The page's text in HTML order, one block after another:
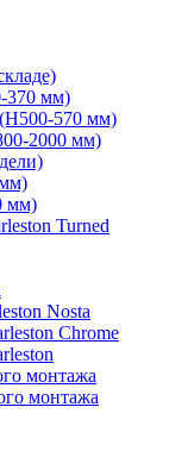
370 мм)
570 мм)
2000 мм)
мм)
Turned
Nosta
Chrome
монтажа
монтажа